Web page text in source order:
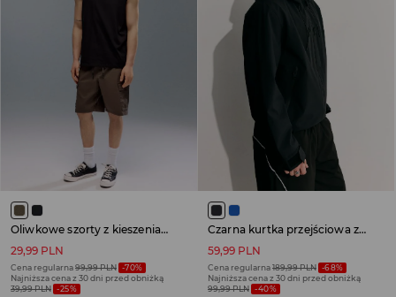
Oliwkowe szorty z kieszeniami cargo
29,99 PLN
Cena regularna99,99 PLN -70%
Najniższa cena z 30 dni przed obniżką
39,99 PLN -25%
Czarna kurtka przejściowa z kapturem
59,99 PLN
Cena regularna189,99 PLN -68%
Najniższa cena z 30 dni przed obniżką
99,99 PLN -40%